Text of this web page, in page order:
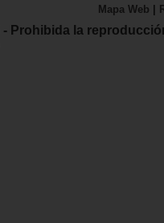
Mapa Web
- Prohibida la